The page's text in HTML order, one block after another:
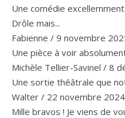
Une comédie
Drôle mais...
Fabienne / 9 novembre
Une pièce à voir
Michèle Tellier-Savinel / 8
Une sortie théâtrale que
Walter / 22 novembre 2024
Mille bravos ! Je viens de